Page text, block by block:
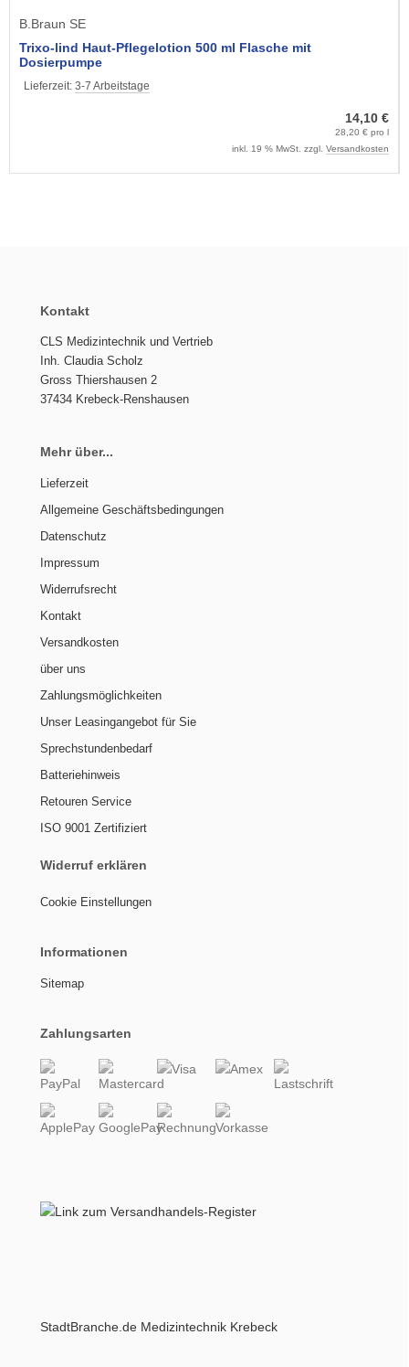
B.Braun SE
Trixo-lind Haut-Pflegelotion 500 ml Flasche mit
Dosierpumpe
Lieferzeit: 3-7 Arbeitstage
14,10 €
28,20 € pro l
inkl. 19 % MwSt. zzgl. Versandkosten
Kontakt
CLS Medizintechnik und Vertrieb
Inh. Claudia Scholz
Gross Thiershausen 2
37434 Krebeck-Renshausen
Mehr über...
Lieferzeit
Allgemeine Geschäftsbedingungen
Datenschutz
Impressum
Widerrufsrecht
Kontakt
Versandkosten
über uns
Zahlungsmöglichkeiten
Unser Leasingangebot für Sie
Sprechstundenbedarf
Batteriehinweis
Retouren Service
ISO 9001 Zertifiziert
Widerruf erklären
Cookie Einstellungen
Informationen
Sitemap
Zahlungsarten
StadtBranche.de Medizintechnik Krebeck